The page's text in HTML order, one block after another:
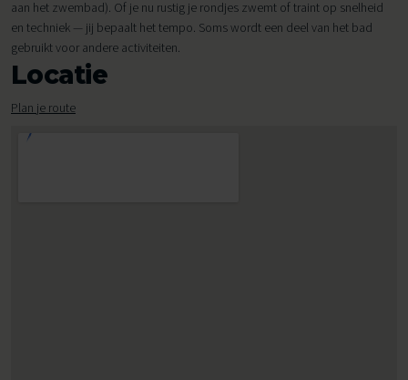
aan het zwembad). Of je nu rustig je rondjes zwemt of traint op snelheid
en techniek — jij bepaalt het tempo. Soms wordt een deel van het bad
gebruikt voor andere activiteiten.
Locatie
Plan je route